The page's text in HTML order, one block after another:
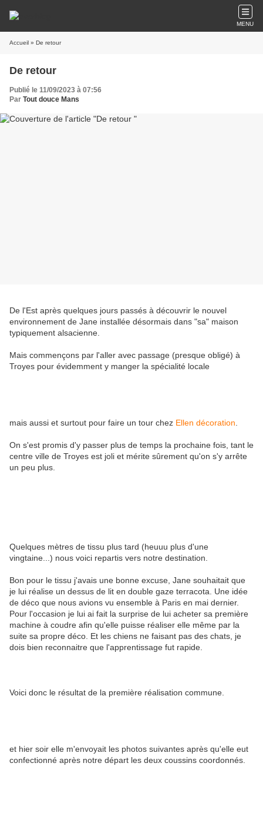
MENU
Accueil » De retour
De retour
Publié le 11/09/2023 à 07:56
Par Tout douce Mans
De l'Est après quelques jours passés à découvrir le nouvel
environnement de Jane installée désormais dans "sa" maison
typiquement alsacienne.
Mais commençons par l'aller avec passage (presque obligé) à
Troyes pour évidemment y manger la spécialité locale
mais aussi et surtout pour faire un tour chez Ellen décoration
On s'est promis d'y passer plus de temps la prochaine fois, tant le
centre ville de Troyes est joli et mérite sûrement qu'on s'y arrête
un peu plus.
Quelques mètres de tissu plus tard (heuuu plus d'une
vingtaine...) nous voici repartis vers notre destination.
Bon pour le tissu j'avais une bonne excuse, Jane souhaitait que
je lui réalise un dessus de lit en double gaze terracota. Une idée
de déco que nous avions vu ensemble à Paris en mai dernier.
Pour l'occasion je lui ai fait la surprise de lui acheter sa première
machine à coudre afin qu'elle puisse réaliser elle même par la
suite sa propre déco. Et les chiens ne faisant pas des chats, je
dois bien reconnaitre que l'apprentissage fut rapide.
Voici donc le résultat de la première réalisation commune.
et hier soir elle m'envoyait les photos suivantes après qu'elle eut
confectionné après notre départ les deux coussins coordonnés.